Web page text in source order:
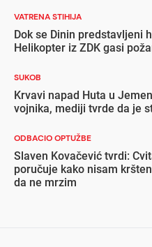
VATRENA STIHIJA
Dok se Dinin predstavljeni
Helikopter iz ZDK gasi
SUKOB
Krvavi napad Huta u
vojnika, mediji tvrde da je
ODBACIO OPTUŽBE
Slaven Kovačević tvrdi:
poručuje kako nisam
da ne mrzim